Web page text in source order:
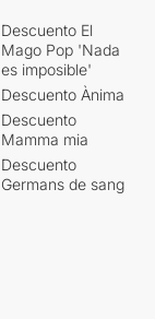
Descuento El
Mago Pop 'Nada
es imposible'
Descuento Ànima
Descuento
Mamma mia
Descuento
Germans de sang